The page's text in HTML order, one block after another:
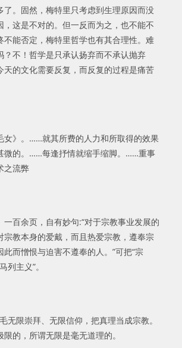
了。固然，梅特里只考虑到生理原因而没
，这是不对的。但一反而为之，也不能不
不能否定，梅特里哲学也有其合理性。难
？不！哲学是只承认扬弃而不承认抛弃
天的文化需要反复，而反复的过程是痛苦
女》。……就其所费的人力和所取得的效果
微的。……每逢抒情就缩手缩脚。……重事
之流弊
一百余页，自有妙句:“对于宗教事业发展的
宗教本身的爱戴，而且热爱宗教，遵奉宗
而憎恨与迫害不遵奉的人。”可把“宗
列主义”。
无限崇拜、无限信仰，把真理当成宗教。
的，所谓无限是毫无道理的。